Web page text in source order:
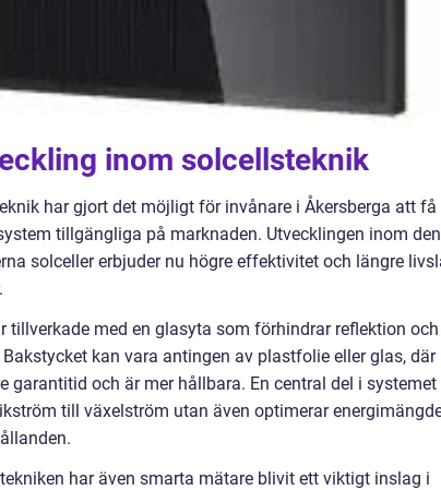
inom solcellsteknik
har gjort det möjligt för invånare i Åkersberga att
tillgängliga på marknaden. Utvecklingen inom
solceller erbjuder nu högre effektivitet och längre
tillverkade med en glasyta som förhindrar reflektion
kan vara antingen av plastfolie eller glas, där
garantitid och är mer hållbara. En central del i systemet
till växelström utan även optimerar
har även smarta mätare blivit ett viktigt inslag i